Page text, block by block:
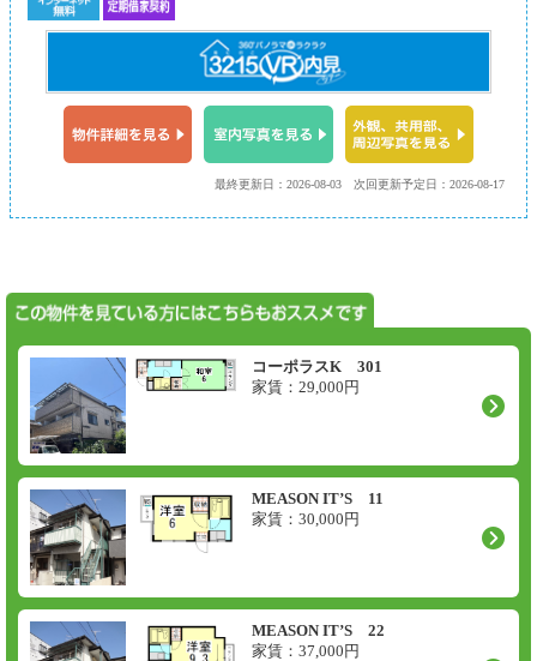
次回更新予定日：2026-08-17
最終更新日：2026-08-03
コーポラスK 301
家賃： 29,000 円
MEASON IT’S 11
家賃： 30,000 円
MEASON IT’S 22
家賃： 37,000 円